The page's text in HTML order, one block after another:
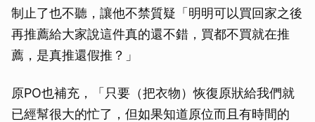
制止了也不聽，讓他不禁質疑「明明可以買回家之後
再推薦給大家說這件真的還不錯，買都不買就在推
薦，是真推還假推？」
原PO也補充，「只要（把衣物）恢復原狀給我們就
已經幫很大的忙了，但如果知道原位而且有時間的